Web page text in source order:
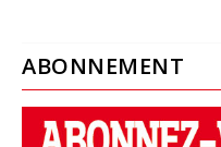
ABONNEMENT